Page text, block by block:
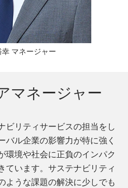
幸 マネージャー
マネージャー
ビリティサービスの担当をし
バル企業の影響力が特に強く
環境や社会に正負のインパク
ています。サステナビリティ
ような課題の解決に少しでも